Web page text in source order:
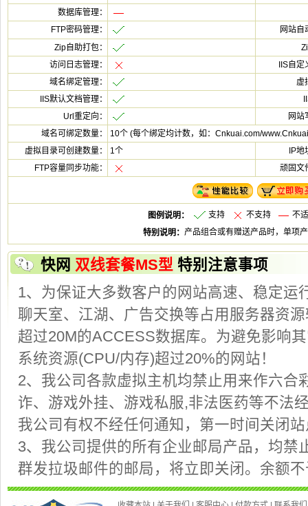
10个 (每个绑定均计数，如：Cnkuai.com/
1个
支 不支
快 特别注意事项
2、我公司各款虚拟主机均禁止用来作六合
我公司有权不经任何通知，第一时间关闭
3、我公司提供的所有企业邮局产品，均禁